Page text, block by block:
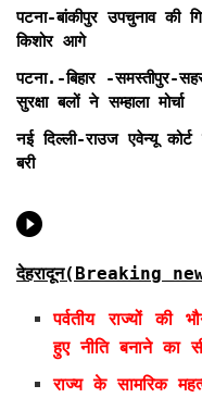
पटना-बांकीपुर उपचुनाव की
किशोर आगे
पटना.-बिहार -
सुरक्षा बलों ने सम्हाला मोर्चा
नई दिल्ली-राउज एवेन्यू
बरी
देहरादून(Breaking
पर्वतीय राज्यों की
हुए नीति बनाने का
राज्य के सामरिक